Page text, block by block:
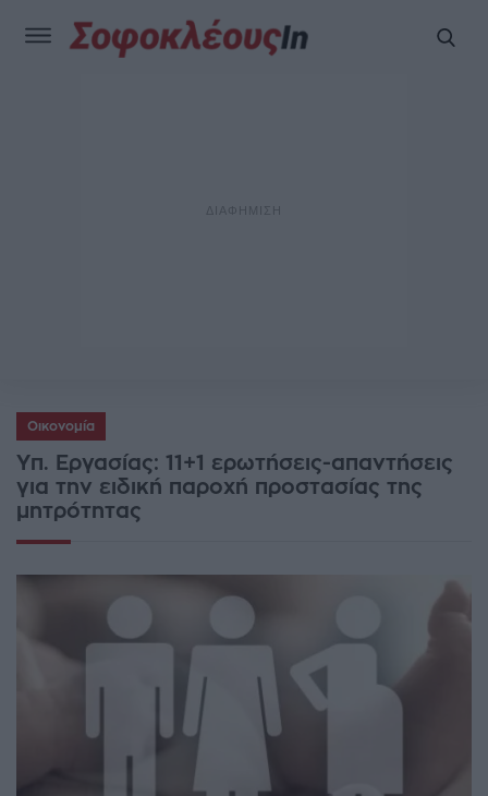
Οικονομία
Υπ. Εργασίας: 11+1 ερωτήσεις-απαντήσεις
για την ειδική παροχή προστασίας της
μητρότητας